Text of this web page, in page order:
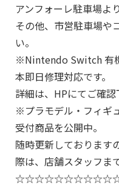
アンフォーレ駐車場よ
その他、市営駐車場や
い。
※Nintendo Switch 有
本即日修理対応です。
詳細は、HPにてご確認
※プラモデル・フィギ
受付商品を公開中。
随時更新しております
際は、店舗スタッフま